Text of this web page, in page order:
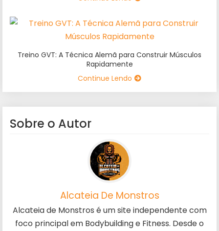
Treino GVT: A Técnica Alemã para Construir Músculos
Rapidamente
Continue Lendo
Sobre o Autor
Alcateia De Monstros
Alcateia de Monstros é um site independente com
foco principal em Bodybuilding e Fitness. Desde o